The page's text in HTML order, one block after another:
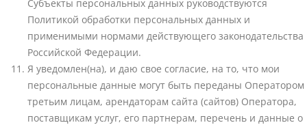
Субъекты персональных данных руководствуются
Политикой обработки персональных данных и
применимыми нормами действующего законодательства
Российской Федерации.
Я уведомлен(на), и даю свое согласие, на то, что мои
персональные данные могут быть переданы Оператором
третьим лицам, арендаторам сайта (сайтов) Оператора,
поставщикам услуг, его партнерам, перечень и данные о